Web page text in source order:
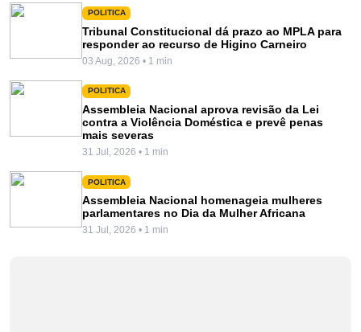
POLITICA
Tribunal Constitucional dá prazo ao MPLA para
responder ao recurso de Higino Carneiro
03 Aug, 2026 • 1 min
POLITICA
Assembleia Nacional aprova revisão da Lei
contra a Violência Doméstica e prevê penas
mais severas
31 Jul, 2026 • 1 min
POLITICA
Assembleia Nacional homenageia mulheres
parlamentares no Dia da Mulher Africana
31 Jul, 2026 • 1 min